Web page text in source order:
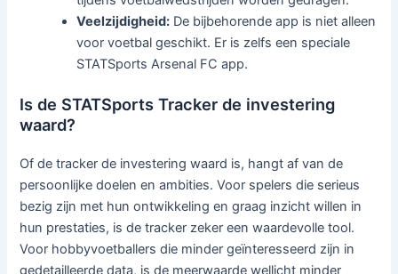
Veelzijdigheid: De bijbehorende app is niet alleen
voor voetbal geschikt. Er is zelfs een speciale
STATSports Arsenal FC app.
Is de STATSports Tracker de investering
waard?
Of de tracker de investering waard is, hangt af van de
persoonlijke doelen en ambities. Voor spelers die serieus
bezig zijn met hun ontwikkeling en graag inzicht willen in
hun prestaties, is de tracker zeker een waardevolle tool.
Voor hobbyvoetballers die minder geïnteresseerd zijn in
gedetailleerde data, is de meerwaarde wellicht minder